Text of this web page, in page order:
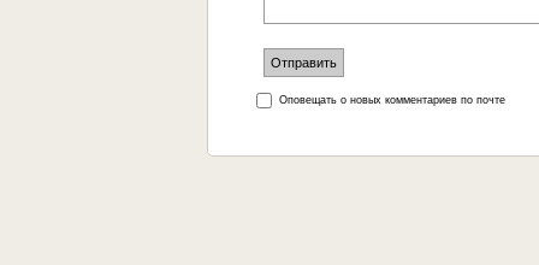
Оповещать о новых комментариев по почте